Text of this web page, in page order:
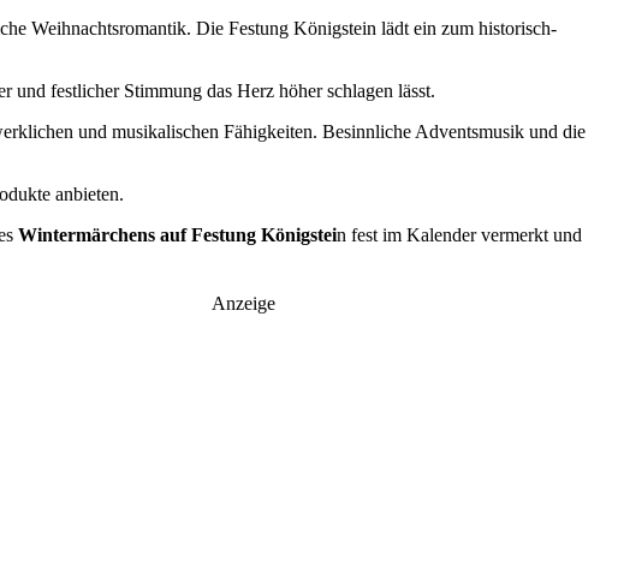
Weihnachtsromantik. Die Festung Königstein lädt ein zum historisch-
und festlicher Stimmung das Herz höher schlagen lässt.
und musikalischen Fähigkeiten. Besinnliche Adventsmusik und die
anbieten.
Wintermärchens auf Festung Königstein fest im Kalender vermerkt und
Anzeige